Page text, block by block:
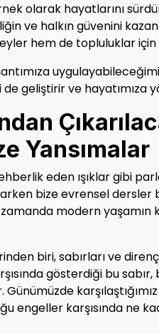
olarak hayatlarını
ve halkın güvenini
hem de topluluklar için
geliştirir ve hayatımıza
Yansımalar
eden ışıklar gibi
bize evrensel dersler
modern yaşamın
biri, sabırları ve
gösterdiği bu
engeller karşısında ne